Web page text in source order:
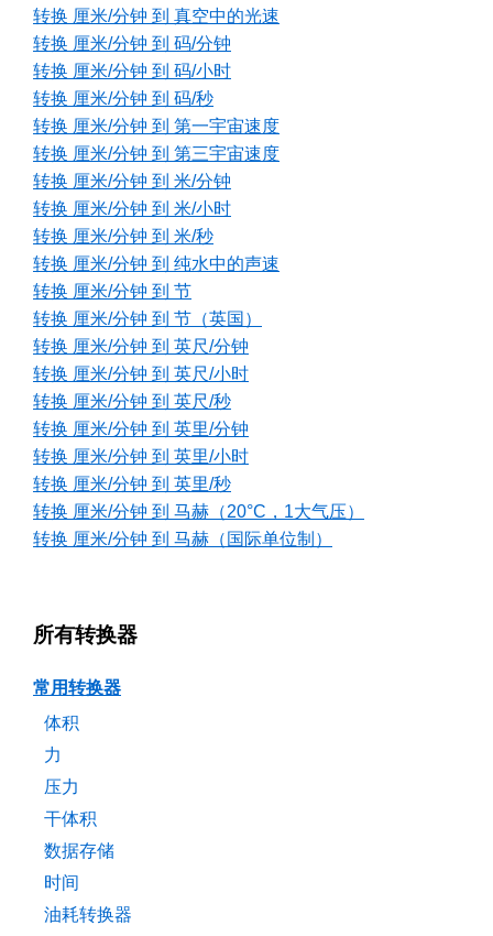
转换 厘米/分钟 到 真空中的光速
转换 厘米/分钟 到 码/分钟
转换 厘米/分钟 到 码/小时
转换 厘米/分钟 到 码/秒
转换 厘米/分钟 到 第一宇宙速度
转换 厘米/分钟 到 第三宇宙速度
转换 厘米/分钟 到 米/分钟
转换 厘米/分钟 到 米/小时
转换 厘米/分钟 到 米/秒
转换 厘米/分钟 到 纯水中的声速
转换 厘米/分钟 到 节
转换 厘米/分钟 到 节（英国）
转换 厘米/分钟 到 英尺/分钟
转换 厘米/分钟 到 英尺/小时
转换 厘米/分钟 到 英尺/秒
转换 厘米/分钟 到 英里/分钟
转换 厘米/分钟 到 英里/小时
转换 厘米/分钟 到 英里/秒
转换 厘米/分钟 到 马赫（20°C，1大气压）
转换 厘米/分钟 到 马赫（国际单位制）
所有转换器
常用转换器
体积
力
压力
干体积
数据存储
时间
油耗转换器